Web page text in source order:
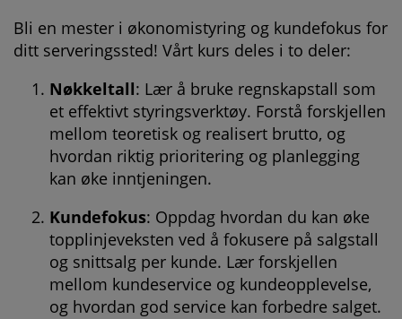
Bli en mester i økonomistyring og kundefokus for
ditt serveringssted! Vårt kurs deles i to deler:
Nøkkeltall: Lær å bruke regnskapstall som
et effektivt styringsverktøy. Forstå forskjellen
mellom teoretisk og realisert brutto, og
hvordan riktig prioritering og planlegging
kan øke inntjeningen.
Kundefokus: Oppdag hvordan du kan øke
topplinjeveksten ved å fokusere på salgstall
og snittsalg per kunde. Lær forskjellen
mellom kundeservice og kundeopplevelse,
og hvordan god service kan forbedre salget.